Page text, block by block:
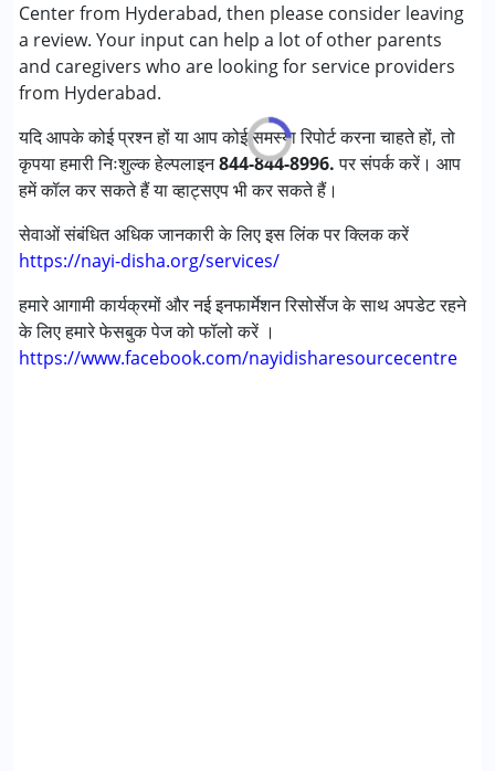
Center from Hyderabad, then please consider leaving
a review. Your input can help a lot of other parents
and caregivers who are looking for service providers
from Hyderabad.
यदि आपके कोई प्रश्न हों या आप कोई समस्या रिपोर्ट करना चाहते हों, तो
कृपया हमारी निःशुल्क हेल्पलाइन844-844-8996.पर संपर्क करें। आप
हमें कॉल कर सकते हैं या व्हाट्सएप भी कर सकते हैं।
सेवाओं संबंधित अधिक जानकारी के लिए इस लिंक पर क्लिक करें
https://nayi-disha.org/services/
हमारे आगामी कार्यक्रमों और नई इनफार्मेशन रिसोर्सेज के साथ अपडेट रहने
के लिए हमारे फेसबुक पेज को फॉलो करें ।
https://www.facebook.com/nayidisharesourcecentre
ऑटिज्म स्पेक्ट्रम डिसऑर्डर (ए एस डी )
सेरब्रल पाल्सी (सी पी )
डाउन सिंड्रोम (डी एस )
ग्लोबल डेवलपमेंटल डिले (एर्लियर टर्म वाज़ एमआर)
सेंसरी प्रोसेसिंग डिसऑर्डर (SPD)
आयु वर्ग :0 - 5 वर्ष, 6 - 12 वर्ष
लिंगमहिला, पुरुष